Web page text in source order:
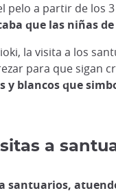
pelo a partir de los
que las niñas
la visita a los
para que sigan
y blancos que
a
santuarios,